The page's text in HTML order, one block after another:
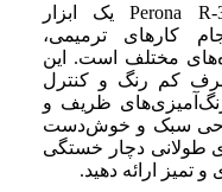
پیستوله بادی Perona R‑3 Repairment یک ابزار
کارهای ترمیمی،
مختلف است. این
کم رنگ و کنترل
رنگ‌آمیزی‌های ظریف و
سبک و خوش‌دست
طولانی دچار خستگی
و تمیز ارائه دهید.